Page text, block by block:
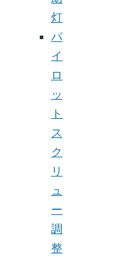
灯
パ
イ
ロ
ッ
ト
ス
ク
リ
ュ
ー
調
整